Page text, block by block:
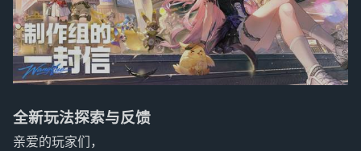
全新玩法探索与反馈
亲爱的玩家们，